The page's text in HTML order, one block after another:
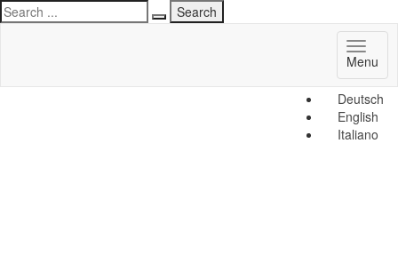
Deutsch
English
Italiano
Menu